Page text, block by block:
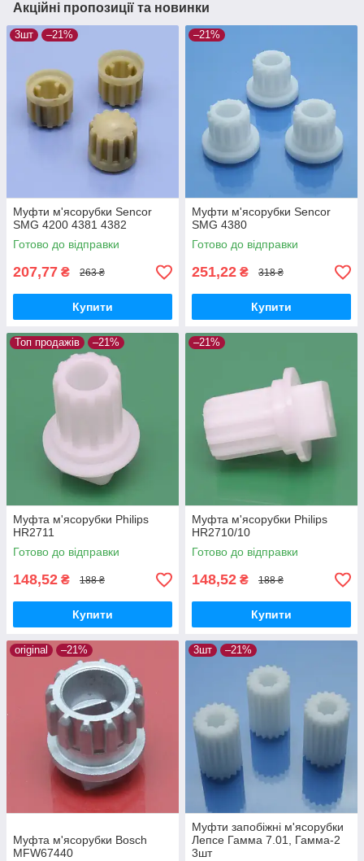
Акційні пропозиції та новинки
3шт –21%
Муфти м'ясорубки Sencor
SMG 4200 4381 4382
Готово до відправки
207,77 ₴ 263 ₴
Купити
–21%
Муфти м'ясорубки Sencor
SMG 4380
Готово до відправки
251,22 ₴ 318 ₴
Купити
Топ продажів –21%
Муфта м'ясорубки Philips
HR2711
Готово до відправки
148,52 ₴ 188 ₴
Купити
–21%
Муфта м'ясорубки Philips
HR2710/10
Готово до відправки
148,52 ₴ 188 ₴
Купити
original –21%
Муфта м'ясорубки Bosch
MFW67440
3шт –21%
Муфти запобіжні м'ясорубки
Лепсе Гамма 7.01, Гамма-2
3шт